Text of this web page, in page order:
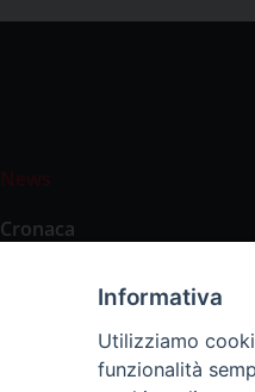
News
Cronaca
Primo PianoInformativa
Utilizziamo
funzionalità